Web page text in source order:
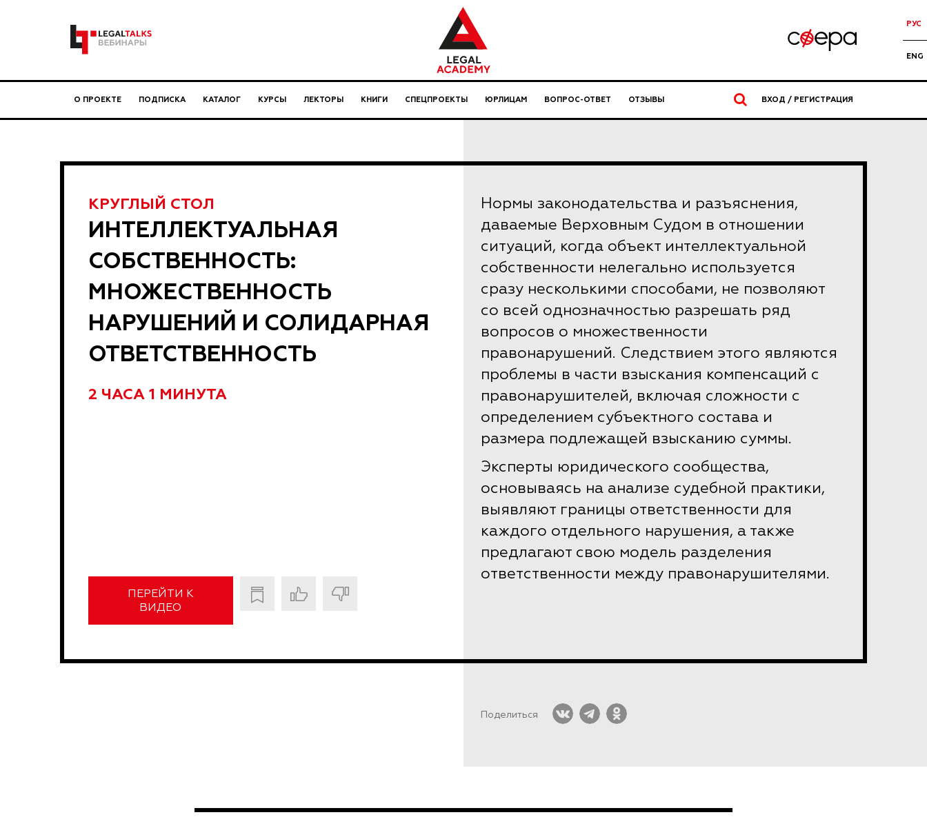
РУС
ENG
О ПРОЕКТЕ ПОДПИСКА КАТАЛОГ КУРСЫ ЛЕКТОРЫ КНИГИ СПЕЦПРОЕКТЫ ЮРЛИЦАМ ВОПРОС-ОТВЕТ ОТЗЫВЫ ВХОД / РЕГИСТРАЦИЯ
КРУГЛЫЙ СТОЛ
ИНТЕЛЛЕКТУАЛЬНАЯ
СОБСТВЕННОСТЬ:
МНОЖЕСТВЕННОСТЬ
НАРУШЕНИЙ И СОЛИДАРНАЯ
ОТВЕТСТВЕННОСТЬ
2 ЧАСА 1 МИНУТА
ПЕРЕЙТИ К
ВИДЕО
Нормы законодательства и разъяснения,
даваемые Верховным Судом в отношении
ситуаций, когда объект интеллектуальной
собственности нелегально используется
сразу несколькими способами, не позволяют
со всей однозначностью разрешать ряд
вопросов о множественности
правонарушений. Следствием этого являются
проблемы в части взыскания компенсаций с
правонарушителей, включая сложности с
определением субъектного состава и
размера подлежащей взысканию суммы.
Эксперты юридического сообщества,
основываясь на анализе судебной практики,
выявляют границы ответственности для
каждого отдельного нарушения, а также
предлагают свою модель разделения
ответственности между правонарушителями.
Поделиться